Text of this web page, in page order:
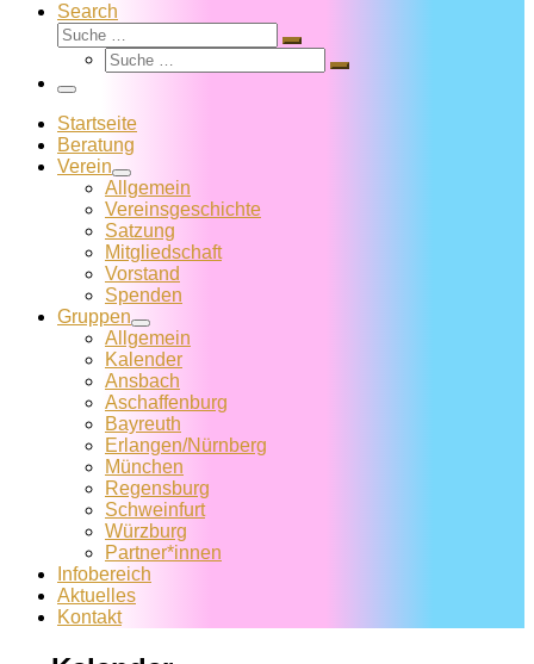
Search
Suche
Suche
Suche
Suche
Menü
Startseite
Beratung
Verein
Allgemein
Vereins­geschichte
Satzung
Mitglied­schaft
Vorstand
Spenden
Gruppen
Allgemein
Kalender
Ansbach
Aschaffenburg
Bayreuth
Erlangen/Nürnberg
München
Regensburg
Schweinfurt
Würzburg
Partner*innen
Infobereich
Aktuelles
Kontakt